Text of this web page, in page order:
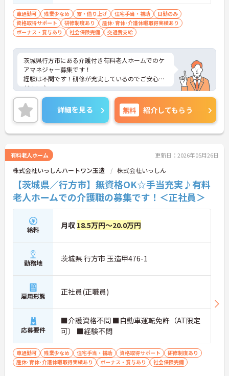
車通勤可 残業少なめ 寮・借り上げ 住宅手当・補助
日勤のみ
資格取得サポート
研修制度あり
産休･育休･介護休暇取得実績あり
ボーナス・賞与あり
社会保険完備 交通費支給
茨城県行方市にある介護付き有料老人ホームでのケ
アマネジャー募集です！
経験は不問です！研修が充実しているのでご安心く
ださい♪
18時終業で残業は月5時間程度と少なく、賞与は年3
回あり、働き方も金銭面も好条件です☆
ご興味のある方には、面接対策ポイントなど、さら
に詳細をお話しいたしますのでお気軽にご相談くだ
さい！
詳細を見る 無料 紹介してもらう
有料老人ホーム 更新日：2026年05月26日
株式会社いっしんハートワン玉造 株式会社いっしん
【茨城県／行方市】無資格OK☆手当充実♪有料
老人ホームでの介護職の募集です！＜正社員＞
給料 月収 18.5万円～20.0万円
勤務地 茨城県 行方市 玉造甲476-1
雇用形態 正社員(正職員)
応募要件
■介護資格不問 ■自動車運転免許（AT限定
可） ■経験不問
車通勤可 残業少なめ 住宅手当・補助 資格取得サポート
研修制度あり
産休･育休･介護休暇取得実績あり
ボーナス・賞与あり 社会保険完備